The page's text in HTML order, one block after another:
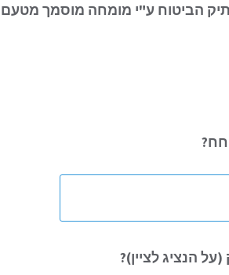
הביטוח ע"י מומחה מוסמך
הנציג לציין)?